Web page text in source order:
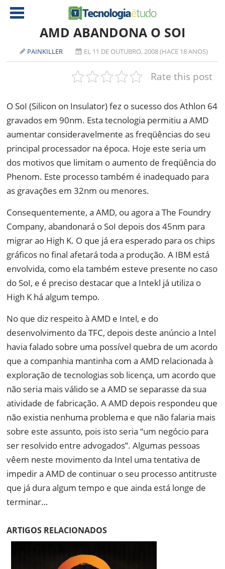
NOTÍCIAS
NVIDIA
SOFTWARE
NOTEBOOKS
NOKIA
JOGOS
DOWNLOADS
ANÁLISE
AMD ABANDONA O SOI
PAINKILLER EL 11 DE OUTUBRO, 2008 (HACE 18 ANOS)
Rate this post
O SoI (Silicon on Insulator) fez o sucesso dos Athlon 64
gravados em 90nm. Esta tecnologia permitiu a AMD
aumentar consideravelmente as freqüências do seu
principal processador na época. Hoje este seria um
dos motivos que limitam o aumento de freqüência do
Phenom. Este processo também é inadequado para
as gravações em 32nm ou menores.
Consequentemente, a AMD, ou agora a The Foundry
Company, abandonará o SoI depois dos 45nm para
migrar ao High K. O que já era esperado para os chips
gráficos no final afetará toda a produção. A IBM está
envolvida, como ela também esteve presente no caso
do SoI, e é preciso destacar que a Intekl já utiliza o
High K há algum tempo.
No que diz respeito à AMD e Intel, e do
desenvolvimento da TFC, depois deste anúncio a Intel
havia falado sobre uma possível quebra de um acordo
que a companhia mantinha com a AMD relacionada à
exploração de tecnologias sob licença, um acordo que
não seria mais válido se a AMD se separasse da sua
atividade de fabricação. A AMD depois respondeu que
não existia nenhuma problema e que não falaria mais
sobre este assunto, pois isto seria “um negócio para
ser resolvido entre advogados”. Algumas pessoas
vêem neste movimento da Intel uma tentativa de
impedir a AMD de continuar o seu processo antitruste
que já dura algum tempo e que ainda está longe de
terminar…
ARTIGOS RELACIONADOS